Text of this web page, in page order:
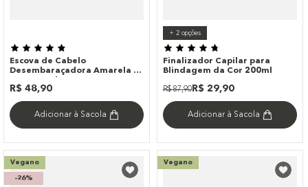
Escova de Cabelo
Desembaraçadora Amarela -
R$ 48,90
Adicionar à Sacola
+ 2opções
Finalizador Capilar para
Blindagem da Cor 200ml
R$ 87,90R$ 29,90
Adicionar à Sacola
Vegano
-26%
Vegano